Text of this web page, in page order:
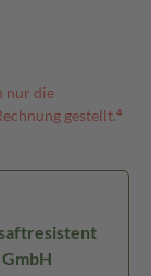
nur die
gestellt.⁴